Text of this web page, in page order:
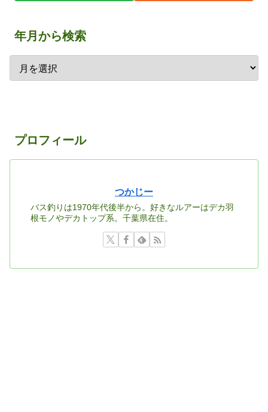
年月から検索
プロフィール
つかじー
バス釣りは1970年代後半から。好きなルアーはデカ羽
根モノやデカトップ系。千葉県在住。